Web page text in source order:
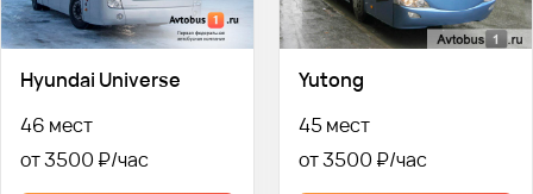
Hyundai Universe
46 мест
от 3500 ₽
Yutong
45 мест
от 3500 ₽